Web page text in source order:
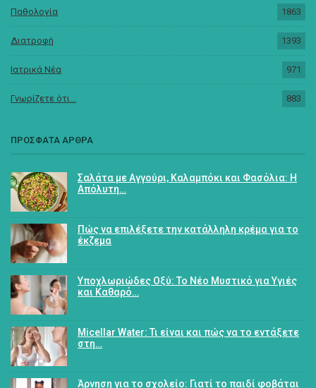
Παθολογία 1863
Διατροφή 1393
Ιατρικά Νέα 971
Γνωρίζετε ότι... 883
ΠΡΟΣΦΑΤΑ ΑΡΘΡΑ
Σαλάτα με Αγγούρι, Καλαμπόκι και Φασόλια: Η
Απόλυτη…
Πώς να επιλέξετε την κατάλληλη κρέμα για το
έκζεμα
Υποχλωριώδες Οξύ: Το Νέο Μυστικό για Υγιές
και Καθαρό…
Micellar Water: Τι είναι και πώς να το εντάξετε
στη…
Άρνηση για το σχολείο: Γιατί το παιδί φοβάται